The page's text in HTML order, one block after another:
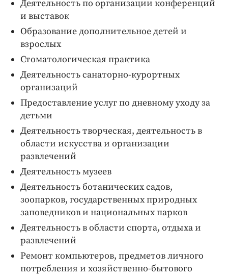
Деятельность по организации конференций
и выставок
Образование дополнительное детей и
взрослых
Стоматологическая практика
Деятельность санаторно-курортных
организаций
Предоставление услуг по дневному уходу за
детьми
Деятельность творческая, деятельность в
области искусства и организации
развлечений
Деятельность музеев
Деятельность ботанических садов,
зоопарков, государственных природных
заповедников и национальных парков
Деятельность в области спорта, отдыха и
развлечений
Ремонт компьютеров, предметов личного
потребления и хозяйственно-бытового